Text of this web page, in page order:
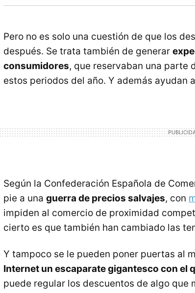
Pero no es solo una cuestión de que los
después. Se trata también de generar
consumidores, que reservaban una parte
estos periodos del año. Y además ayudan
Según la Confederación Española de
pie a una guerra de precios salvajes, con
impiden al comercio de proximidad
cierto es que también han cambiado las
Y tampoco se le pueden poner puertas al
Internet un escaparate gigantesco con el
puede regular los descuentos de algo que